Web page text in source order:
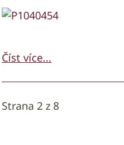
Číst více...
Strana 2 z 8